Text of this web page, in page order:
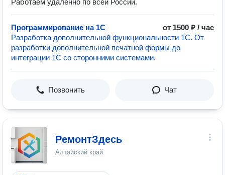
Работаем удаленно по всей России.
Программирование на 1C
от 1500 ₽ / час
Разработка дополнительной функциональности 1С. От
разработки дополнительной печатной формы до
интеграции 1С со сторонними системами.
Позвонить Чат
РемонтЗдесь
Алтайский край